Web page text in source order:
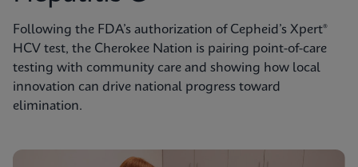
Following the FDA’s authorization of Cepheid’s Xpert®
HCV test, the Cherokee Nation is pairing point-of-care
testing with community care and showing how local
innovation can drive national progress toward
elimination.